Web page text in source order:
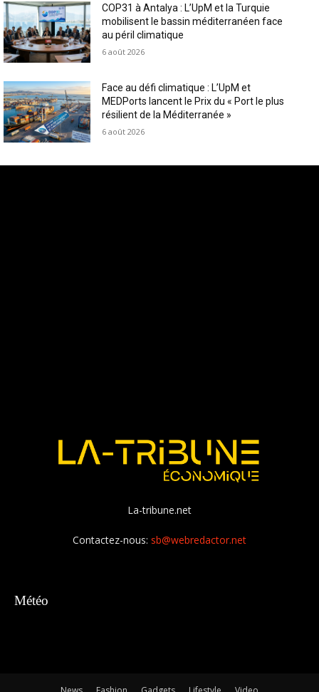
COP31 à Antalya : L’UpM et la Turquie
mobilisent le bassin méditerranéen face
au péril climatique
6 août 2026
Face au défi climatique : L’UpM et
MEDPorts lancent le Prix du « Port le plus
résilient de la Méditerranée »
6 août 2026
La-tribune.net
Contactez-nous: sb@webredactor.net
Météo